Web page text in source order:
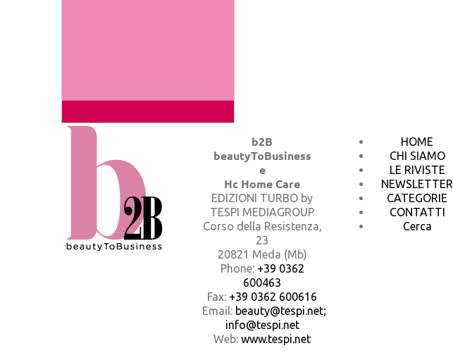
b2B
beautyToBusiness
e
Hc Home Care
EDIZIONI TURBO by
TESPI MEDIAGROUP
Corso della Resistenza,
23
20821 Meda (Mb)
Phone: +39 0362
600463
Fax: +39 0362 600616
Email: beauty@tespi.net;
info@tespi.net
Web: www.tespi.net
HOME
CHI SIAMO
LE RIVISTE
NEWSLETTER
CATEGORIE
CONTATTI
Cerca